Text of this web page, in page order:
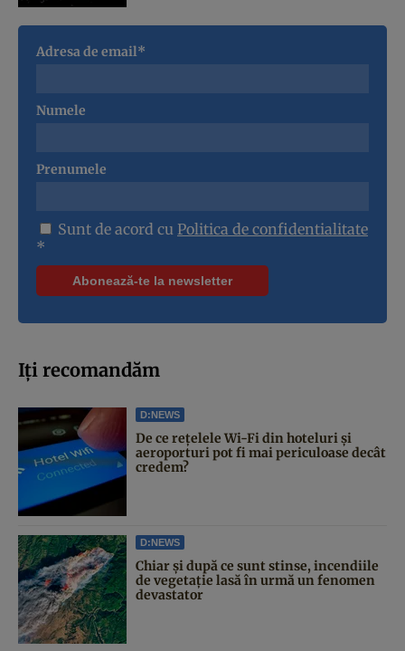
Adresa de email*
Numele
Prenumele
Sunt de acord cu Politica de confidentialitate
*
Iți recomandăm
D:NEWS
De ce rețelele Wi-Fi din hoteluri și
aeroporturi pot fi mai periculoase decât
credem?
D:NEWS
Chiar și după ce sunt stinse, incendiile
de vegetație lasă în urmă un fenomen
devastator